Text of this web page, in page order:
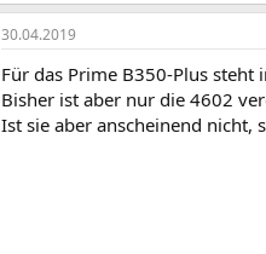
30.04.2019
Für das Prime B350-Plus steht
Bisher ist aber nur die 4602
Ist sie aber anscheinend nicht,